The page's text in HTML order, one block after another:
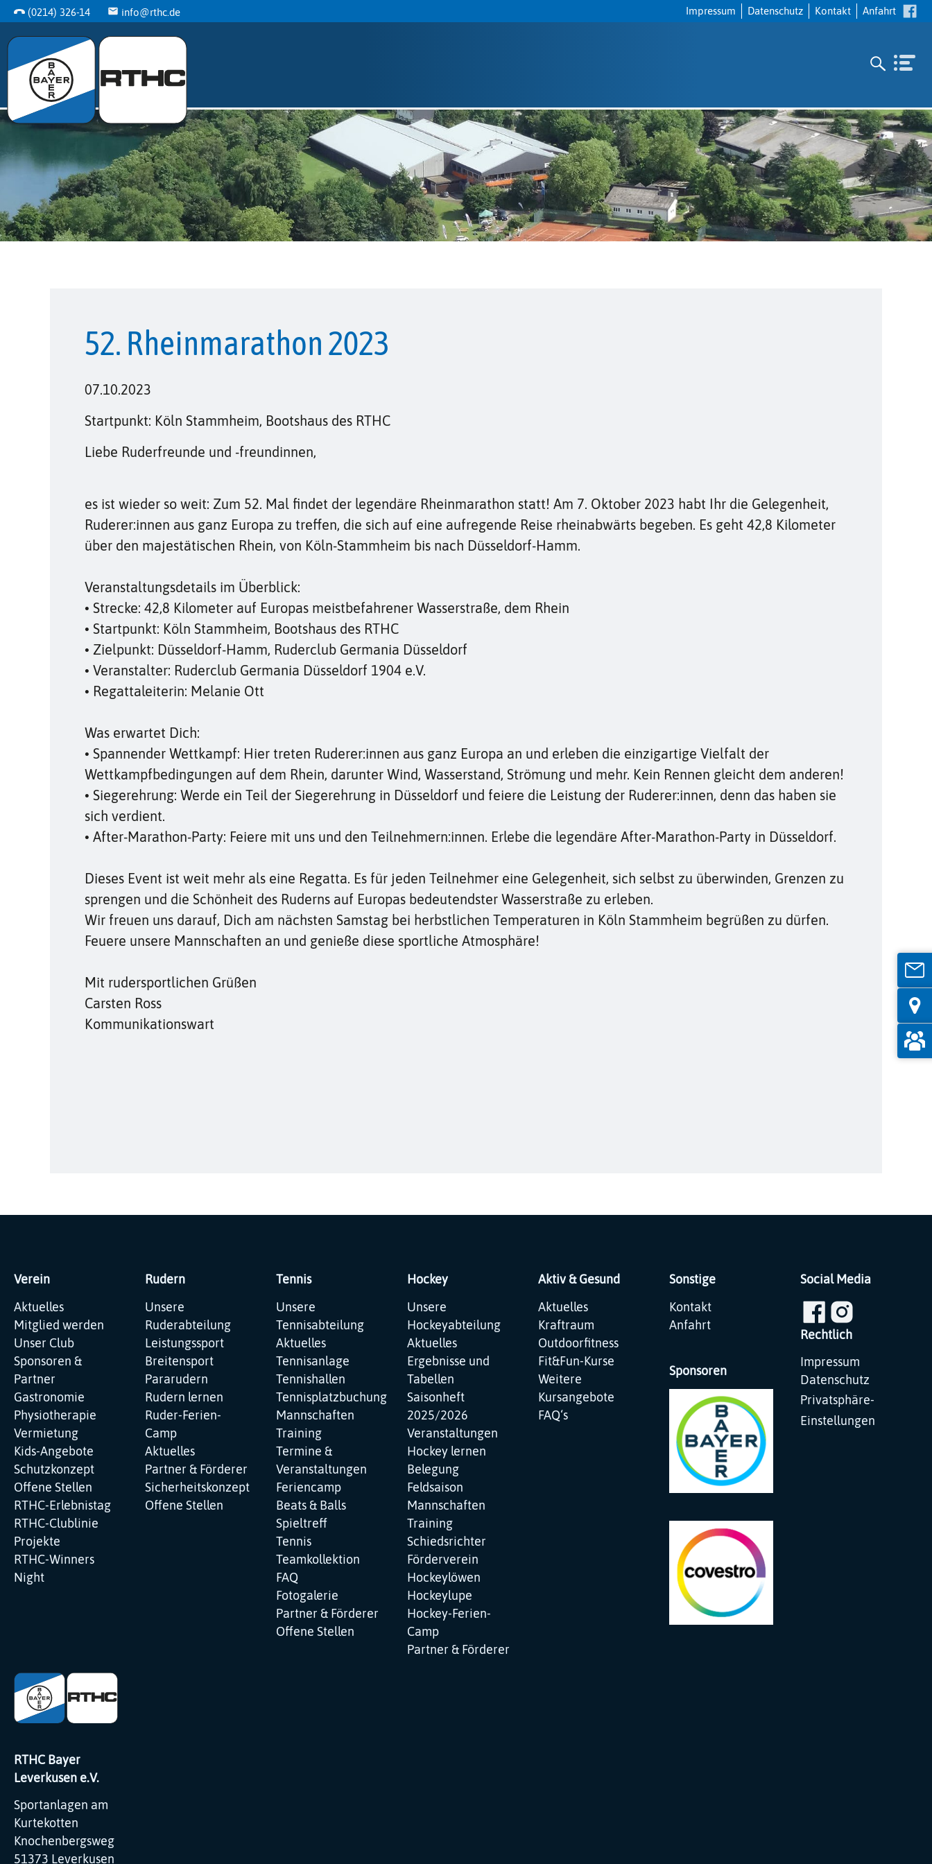
(0214) 326-14 info@rthc.de
Navigation
überspringen
Impressum Datenschutz Kontakt Anfahrt
52. Rheinmarathon 2023
07.10.2023
Startpunkt: Köln Stammheim, Bootshaus des RTHC
Liebe Ruderfreunde und -freundinnen,
es ist wieder so weit: Zum 52. Mal findet der legendäre Rheinmarathon statt! Am 7. Oktober 2023 habt Ihr die Gelegenheit,
Ruderer:innen aus ganz Europa zu treffen, die sich auf eine aufregende Reise rheinabwärts begeben. Es geht 42,8 Kilometer
über den majestätischen Rhein, von Köln-Stammheim bis nach Düsseldorf-Hamm.
Veranstaltungsdetails im Überblick:
• Strecke: 42,8 Kilometer auf Europas meistbefahrener Wasserstraße, dem Rhein
• Startpunkt: Köln Stammheim, Bootshaus des RTHC
• Zielpunkt: Düsseldorf-Hamm, Ruderclub Germania Düsseldorf
• Veranstalter: Ruderclub Germania Düsseldorf 1904 e.V.
• Regattaleiterin: Melanie Ott
Was erwartet Dich:
• Spannender Wettkampf: Hier treten Ruderer:innen aus ganz Europa an und erleben die einzigartige Vielfalt der
Wettkampfbedingungen auf dem Rhein, darunter Wind, Wasserstand, Strömung und mehr. Kein Rennen gleicht dem anderen!
• Siegerehrung: Werde ein Teil der Siegerehrung in Düsseldorf und feiere die Leistung der Ruderer:innen, denn das haben sie
sich verdient.
• After-Marathon-Party: Feiere mit uns und den Teilnehmern:innen. Erlebe die legendäre After-Marathon-Party in Düsseldorf.
Dieses Event ist weit mehr als eine Regatta. Es für jeden Teilnehmer eine Gelegenheit, sich selbst zu überwinden, Grenzen zu
sprengen und die Schönheit des Ruderns auf Europas bedeutendster Wasserstraße zu erleben.
Wir freuen uns darauf, Dich am nächsten Samstag bei herbstlichen Temperaturen in Köln Stammheim begrüßen zu dürfen.
Feuere unsere Mannschaften an und genieße diese sportliche Atmosphäre!
Mit rudersportlichen Grüßen
Carsten Ross
Kommunikationswart
Verein
Navigation
überspringen
Aktuelles
Mitglied werden
Unser Club
Sponsoren &
Partner
Gastronomie
Physiotherapie
Vermietung
Kids-Angebote
Schutzkonzept
Offene Stellen
RTHC-Erlebnistag
RTHC-Clublinie
Projekte
RTHC-Winners
Night
Rudern
Navigation
überspringen
Unsere
Ruderabteilung
Leistungssport
Breitensport
Pararudern
Rudern lernen
Ruder-Ferien-
Camp
Aktuelles
Partner & Förderer
Sicherheitskonzept
Offene Stellen
Tennis
Navigation
überspringen
Unsere
Tennisabteilung
Aktuelles
Tennisanlage
Tennishallen
Tennisplatzbuchung
Mannschaften
Training
Termine &
Veranstaltungen
Feriencamp
Beats & Balls
Spieltreff
Tennis
Teamkollektion
FAQ
Fotogalerie
Partner & Förderer
Offene Stellen
Hockey
Navigation
überspringen
Unsere
Hockeyabteilung
Aktuelles
Ergebnisse und
Tabellen
Saisonheft
2025/2026
Veranstaltungen
Hockey lernen
Belegung
Feldsaison
Mannschaften
Training
Schiedsrichter
Förderverein
Hockeylöwen
Hockeylupe
Hockey-Ferien-
Camp
Partner & Förderer
Aktiv & Gesund
Navigation
überspringen
Aktuelles
Kraftraum
Outdoorfitness
Fit&Fun-Kurse
Weitere
Kursangebote
FAQ‘s
Sonstige
Navigation
überspringen
Kontakt
Anfahrt
Sponsoren
Social Media
Rechtlich
Navigation
überspringen
Impressum
Datenschutz
Privatsphäre-
Einstellungen
RTHC Bayer
Leverkusen e.V.
Sportanlagen am
Kurtekotten
Knochenbergsweg
51373 Leverkusen